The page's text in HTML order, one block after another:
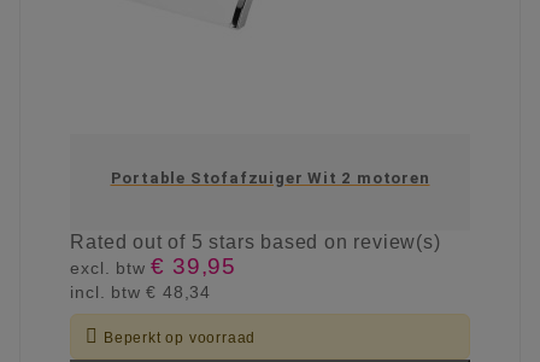
Portable Stofafzuiger Wit 2 motoren
Ratedout of 5 stars based on review(s)
excl. btw€ 39,95
incl. btw€ 48,34
 Beperkt op voorraad